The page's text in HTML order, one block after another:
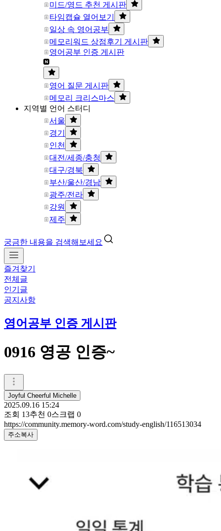
미드/영드 추천 게시판
타임캡슐 열어보기
일상 속 영어공부
메모리워드 상점후기 게시판
영어공부 인증 게시판
영어 질문 게시판
메모리 크리스마스
지역별 언어 스터디
서울
경기
인천
대전/세종/충청
대구/경북
부산/울산/경남
광주/전라
강원
제주
궁금한 내용을 검색해보세요
즐겨찾기
전체글
인기글
공지사항
영어공부 인증 게시판
0916 영공 인증~
Joyful Cheerful Michelle
2025.09.16 15:24
조회 13추천 0스크랩 0
https://community.memory-word.com/study-english/116513034
주소복사